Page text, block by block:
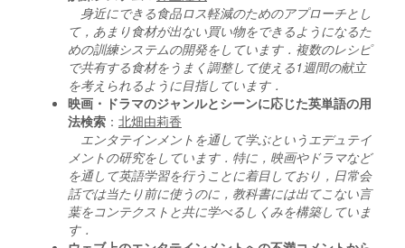
身近にできる食品ロス軽減のためのアプローチとし
て，あまり食材が出ない買い物をできるようになるた
めの訓練システムの開発をしています．複数のレシピ
で共有する食材をうまく調整して使える1週間の献立
を考えられるように目指しています．
映画・ドラマのジャンルとシーンに応じた英単語の用
法検索 ： 北畑由莉香
エンタテインメントを通して学ぶというエデュテイ
メントの研究をしています．特に，映画やドラマなど
を通して英語学習を行うことに着目しており，日常会
話では当たり前に使うのに，教科書には出てこない言
葉をコンテクストと共に学べるしくみを構築していま
す．